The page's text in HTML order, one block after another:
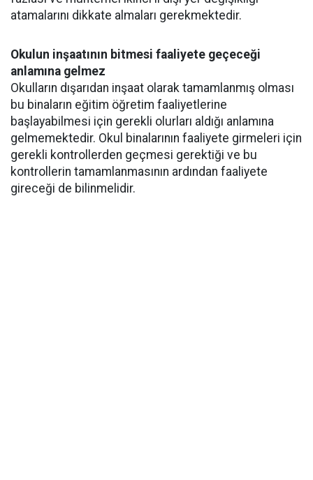
atamalarını dikkate almaları gerekmektedir.
Okulun inşaatının bitmesi faaliyete geçeceği
anlamına gelmez
Okulların dışarıdan inşaat olarak tamamlanmış olması
bu binaların eğitim öğretim faaliyetlerine
başlayabilmesi için gerekli olurları aldığı anlamına
gelmemektedir. Okul binalarının faaliyete girmeleri için
gerekli kontrollerden geçmesi gerektiği ve bu
kontrollerin tamamlanmasının ardından faaliyete
gireceği de bilinmelidir.